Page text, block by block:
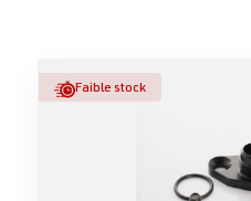
Faible stock